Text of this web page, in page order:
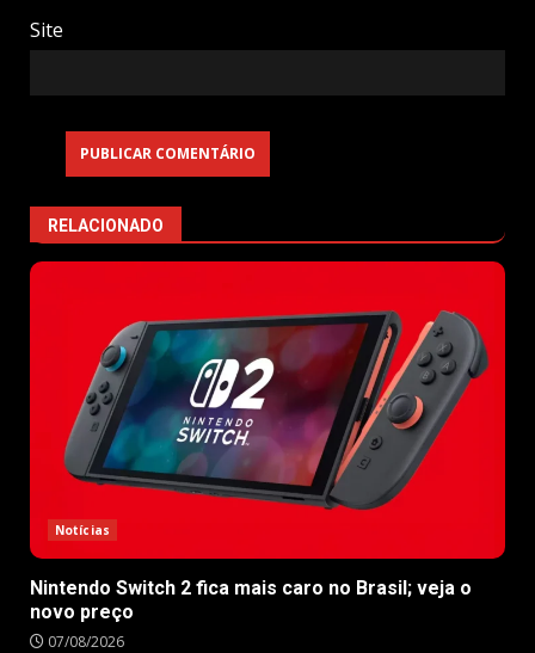
Site
RELACIONADO
Notícias
Nintendo Switch 2 fica mais caro no Brasil; veja o
novo preço
07/08/2026